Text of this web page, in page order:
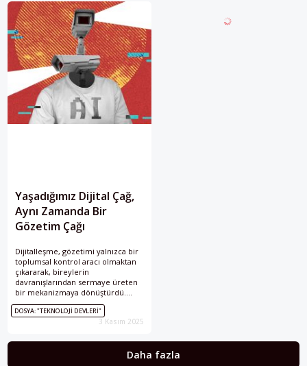
Yaşadığımız Dijital Çağ,
Aynı Zamanda Bir
Gözetim Çağı
Dijitalleşme, gözetimi yalnızca bir
toplumsal kontrol aracı olmaktan
çıkararak, bireylerin
davranışlarından sermaye üreten
bir mekanizmaya dönüştürdü.
Prof. Dr. Fabien Granjon dijital
çağda gözetimin yerini analiz
DOSYA: "TEKNOLOJI DEVLERI"
3 Kasım 2025
Daha fazla